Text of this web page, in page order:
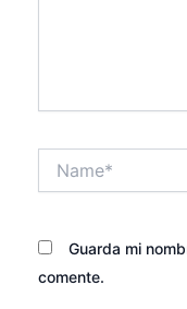
Guarda mi
comente.